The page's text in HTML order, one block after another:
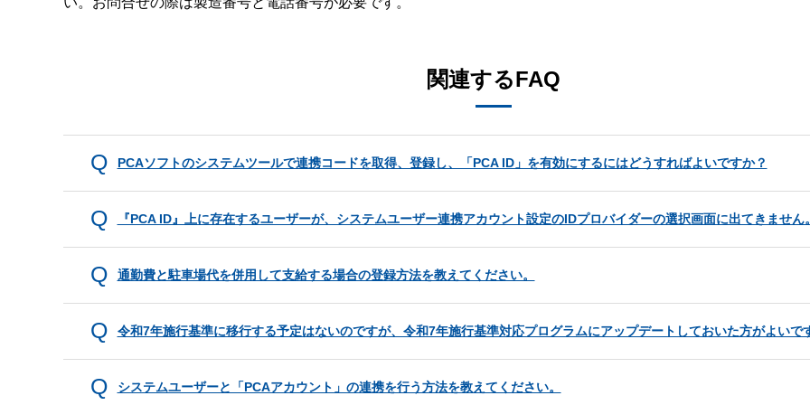
関連するFAQ
PCAソフトのシステムツールで連携コードを取得、登録し、「PCA ID」を有効にするにはどうすればよいですか？
『PCA ID』上に存在するユーザーが、システムユーザー連携アカウント設定のIDプロバイダーの選択画面に出てきません。
通勤費と駐車場代を併用して支給する場合の登録方法を教えてください。
令和7年施行基準に移行する予定はないのですが、令和7年施行基準対応プログラムにアップデートしておいた方がよいで
システムユーザーと「PCAアカウント」の連携を行う方法を教えてください。